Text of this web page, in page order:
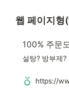
웹 페이지형
설탕? 방부제?